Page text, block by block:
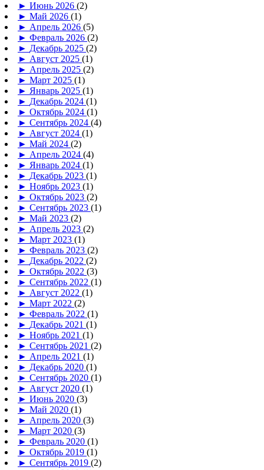
► Июнь 2026 (2)
► Май 2026 (1)
► Апрель 2026 (5)
► Февраль 2026 (2)
► Декабрь 2025 (2)
► Август 2025 (1)
► Апрель 2025 (2)
► Март 2025 (1)
► Январь 2025 (1)
► Декабрь 2024 (1)
► Октябрь 2024 (1)
► Сентябрь 2024 (4)
► Август 2024 (1)
► Май 2024 (2)
► Апрель 2024 (4)
► Январь 2024 (1)
► Декабрь 2023 (1)
► Ноябрь 2023 (1)
► Октябрь 2023 (2)
► Сентябрь 2023 (1)
► Май 2023 (2)
► Апрель 2023 (2)
► Март 2023 (1)
► Февраль 2023 (2)
► Декабрь 2022 (2)
► Октябрь 2022 (3)
► Сентябрь 2022 (1)
► Август 2022 (1)
► Март 2022 (2)
► Февраль 2022 (1)
► Декабрь 2021 (1)
► Ноябрь 2021 (1)
► Сентябрь 2021 (2)
► Апрель 2021 (1)
► Декабрь 2020 (1)
► Сентябрь 2020 (1)
► Август 2020 (1)
► Июнь 2020 (3)
► Май 2020 (1)
► Апрель 2020 (3)
► Март 2020 (3)
► Февраль 2020 (1)
► Октябрь 2019 (1)
► Сентябрь 2019 (2)